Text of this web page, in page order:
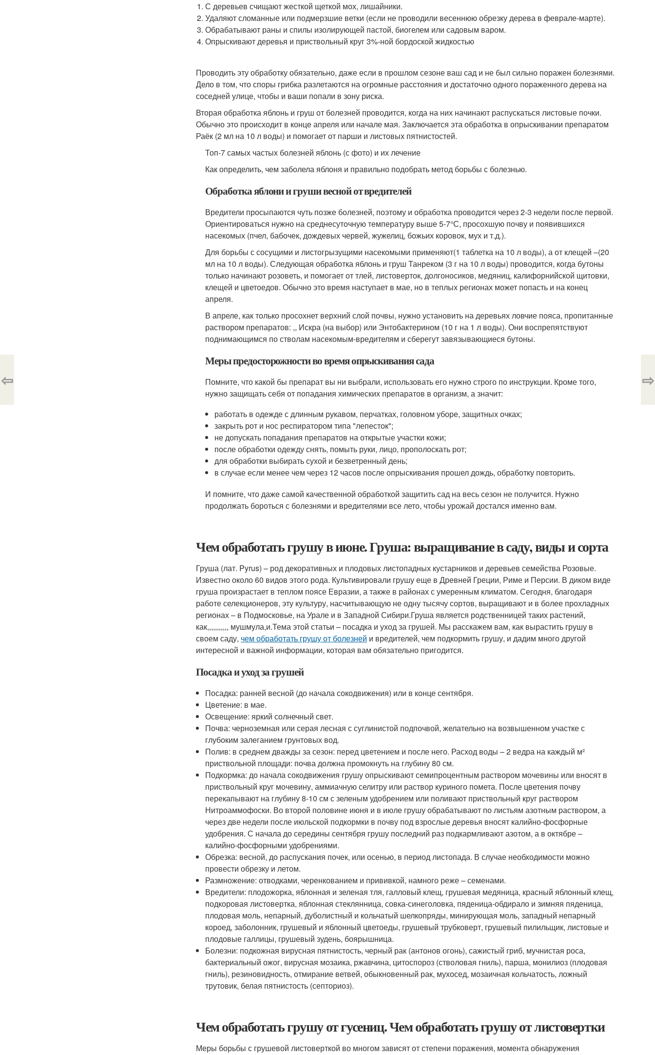
С деревьев счищают жесткой щеткой мох, лишайники.
Удаляют сломанные или подмерзшие ветки (если не проводили весеннюю обрезку дерева в феврале-марте).
Обрабатывают раны и спилы изолирующей пастой, биогелем или садовым варом.
Опрыскивают деревья и приствольный круг 3%-ной бордоской жидкостью
Проводить эту обработку обязательно, даже если в прошлом сезоне ваш сад и не был сильно поражен болезнями.
Дело в том, что споры грибка разлетаются на огромные расстояния и достаточно одного пораженного дерева на
соседней улице, чтобы и ваши попали в зону риска.
Вторая обработка яблонь и груш от болезней проводится, когда на них начинают распускаться листовые почки.
Обычно это происходит в конце апреля или начале мая. Заключается эта обработка в опрыскивании препаратом
Раёк (2 мл на 10 л воды) и помогает от парши и листовых пятнистостей.
Топ-7 самых частых болезней яблонь (с фото) и их лечение
Как определить, чем заболела яблоня и правильно подобрать метод борьбы с болезнью.
Обработка яблони и груши весной от вредителей
Вредители просыпаются чуть позже болезней, поэтому и обработка проводится через 2-3 недели после первой.
Ориентироваться нужно на среднесуточную температуру выше 5-7°С, просохшую почву и появившихся
насекомых (пчел, бабочек, дождевых червей, жужелиц, божьих коровок, мух и т.д.).
Для борьбы с сосущими и листогрызущими насекомыми применяют(1 таблетка на 10 л воды), а от клещей –(20
мл на 10 л воды). Следующая обработка яблонь и груш Танреком (3 г на 10 л воды) проводится, когда бутоны
только начинают розоветь, и помогает от тлей, листоверток, долгоносиков, медяниц, калифорнийской щитовки,
клещей и цветоедов. Обычно это время наступает в мае, но в теплых регионах может попасть и на конец
апреля.
В апреле, как только просохнет верхний слой почвы, нужно установить на деревьях ловчие пояса, пропитанные
раствором препаратов: ,, Искра (на выбор) или Энтобактерином (10 г на 1 л воды). Они воспрепятствуют
поднимающимся по стволам насекомым-вредителям и сберегут завязывающиеся бутоны.
Меры предосторожности во время опрыскивания сада
Помните, что какой бы препарат вы ни выбрали, использовать его нужно строго по инструкции. Кроме того,
нужно защищать себя от попадания химических препаратов в организм, а значит:
работать в одежде с длинным рукавом, перчатках, головном уборе, защитных очках;
закрыть рот и нос респиратором типа "лепесток";
не допускать попадания препаратов на открытые участки кожи;
после обработки одежду снять, помыть руки, лицо, прополоскать рот;
для обработки выбирать сухой и безветренный день;
в случае если менее чем через 12 часов после опрыскивания прошел дождь, обработку повторить.
И помните, что даже самой качественной обработкой защитить сад на весь сезон не получится. Нужно
продолжать бороться с болезнями и вредителями все лето, чтобы урожай достался именно вам.
Чем обработать грушу в июне. Груша: выращивание в саду, виды и сорта
Груша (лат. Pyrus) – род декоративных и плодовых листопадных кустарников и деревьев семейства Розовые.
Известно около 60 видов этого рода. Культивировали грушу еще в Древней Греции, Риме и Персии. В диком виде
груша произрастает в теплом поясе Евразии, а также в районах с умеренным климатом. Сегодня, благодаря
работе селекционеров, эту культуру, насчитывающую не одну тысячу сортов, выращивают и в более прохладных
регионах – в Подмосковье, на Урале и в Западной Сибири.Груша является родственницей таких растений,
как,,,,,,,,,,, мушмула,и.Тема этой статьи – посадка и уход за грушей. Мы расскажем вам, как вырастить грушу в
своем саду, чем обработать грушу от болезней и вредителей, чем подкормить грушу, и дадим много другой
интересной и важной информации, которая вам обязательно пригодится.
Посадка и уход за грушей
Посадка: ранней весной (до начала сокодвижения) или в конце сентября.
Цветение: в мае.
Освещение: яркий солнечный свет.
Почва: черноземная или серая лесная с суглинистой подпочвой, желательно на возвышенном участке с
глубоким залеганием грунтовых вод.
Полив: в среднем дважды за сезон: перед цветением и после него. Расход воды – 2 ведра на каждый м²
приствольной площади: почва должна промокнуть на глубину 80 см.
Подкормка: до начала сокодвижения грушу опрыскивают семипроцентным раствором мочевины или вносят в
приствольный круг мочевину, аммиачную селитру или раствор куриного помета. После цветения почву
перекапывают на глубину 8-10 см с зеленым удобрением или поливают приствольный круг раствором
Нитроаммофоски. Во второй половине июня и в июле грушу обрабатывают по листьям азотным раствором, а
через две недели после июльской подкормки в почву под взрослые деревья вносят калийно-фосфорные
удобрения. С начала до середины сентября грушу последний раз подкармливают азотом, а в октябре –
калийно-фосфорными удобрениями.
Обрезка: весной, до распускания почек, или осенью, в период листопада. В случае необходимости можно
провести обрезку и летом.
Размножение: отводками, черенкованием и прививкой, намного реже – семенами.
Вредители: плодожорка, яблонная и зеленая тля, галловый клещ, грушевая медяница, красный яблонный клещ,
подкоровая листовертка, яблонная стеклянница, совка-синеголовка, пяденица-обдирало и зимняя пяденица,
плодовая моль, непарный, дуболистный и кольчатый шелкопряды, минирующая моль, западный непарный
короед, заболонник, грушевый и яблонный цветоеды, грушевый трубковерт, грушевый пилильщик, листовые и
плодовые галлицы, грушевый зудень, боярышница.
Болезни: подкожная вирусная пятнистость, черный рак (антонов огонь), сажистый гриб, мучнистая роса,
бактериальный ожог, вирусная мозаика, ржавчина, цитоспороз (стволовая гниль), парша, монилиоз (плодовая
гниль), резиновидность, отмирание ветвей, обыкновенный рак, мухосед, мозаичная кольчатость, ложный
трутовик, белая пятнистость (септориоз).
Чем обработать грушу от гусениц. Чем обработать грушу от листовертки
Меры борьбы с грушевой листоверткой во многом зависят от степени поражения, момента обнаружения
⇦ ⇨